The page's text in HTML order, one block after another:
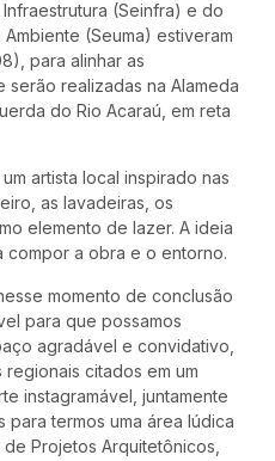
(Seinfra) e do
(Seuma) estiveram
para alinhar as
realizadas na Alameda
do Rio Acaraú, em reta
artista local inspirado nas
as lavadeiras, os
elemento de lazer. A ideia
compor a obra e o entorno.
momento de conclusão
para que possamos
agradável e convidativo,
citados em um
instagramável, juntamente
para termos uma área lúdica
Projetos Arquitetônicos,